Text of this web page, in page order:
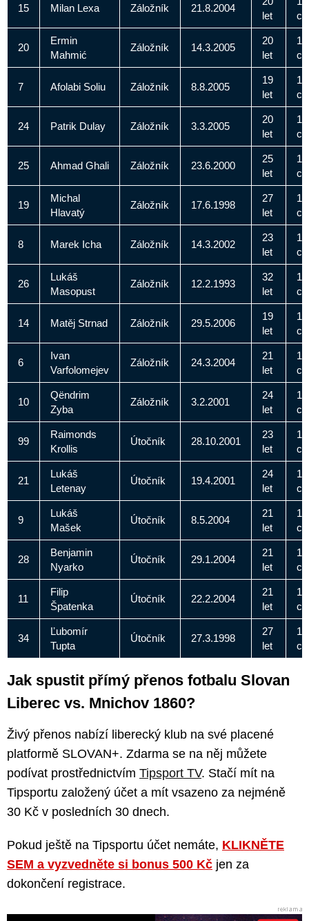
15 Milan Lexa Záložník 21.8.2004
let
20
Ermin
Mahmić
Záložník 14.3.2005
20
let
7 Afolabi Soliu Záložník 8.8.2005
19
let
24 Patrik Dulay Záložník 3.3.2005
20
let
25 Ahmad Ghali Záložník 23.6.2000
25
let
19
Michal
Hlavatý
Záložník 17.6.1998
27
let
8 Marek Icha Záložník 14.3.2002
23
let
26
Lukáš
Masopust
Záložník 12.2.1993
32
let
14 Matěj Strnad Záložník 29.5.2006
19
let
6
Ivan
Varfolomejev
Záložník 24.3.2004
21
let
10
Qëndrim
Zyba
Záložník 3.2.2001
24
let
99
Raimonds
Krollis
Útočník 28.10.2001
23
let
21
Lukáš
Letenay
Útočník 19.4.2001
24
let
9
Lukáš
Mašek
Útočník 8.5.2004
21
let
28
Benjamin
Nyarko
Útočník 29.1.2004
21
let
11
Filip
Špatenka
Útočník 22.2.2004
21
let
34
Ľubomír
Tupta
Útočník 27.3.1998
27
let
Jak spustit přímý přenos fotbalu Slovan
Liberec vs. Mnichov 1860?
Živý přenos nabízí liberecký klub na své placené
platformě SLOVAN+. Zdarma se na něj můžete
podívat prostřednictvím Tipsport TV. Stačí mít na
Tipsportu založený účet a mít vsazeno za nejméně
30 Kč v posledních 30 dnech.
Pokud ještě na Tipsportu účet nemáte, KLIKNĚTE
SEM a vyzvedněte si bonus 500 Kč jen za
dokončení registrace.